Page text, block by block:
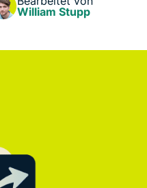
und mehr.
Intelligenz basiert.
Identity
Leistungsstarke
William Stupp